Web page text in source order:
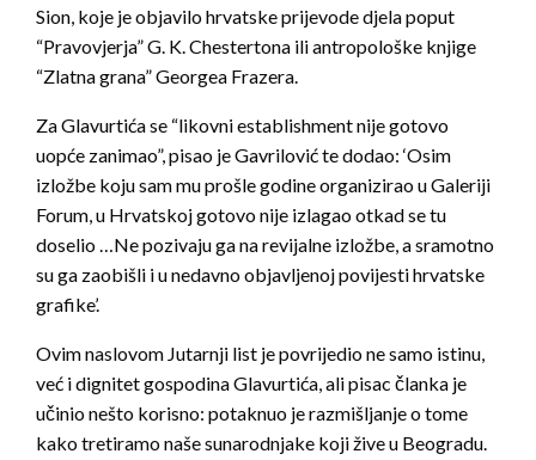
Sion, koje je objavilo hrvatske prijevode djela poput
“Pravovjerja” G. K. Chestertona ili antropološke knjige
“Zlatna grana” Georgea Frazera.
Za Glavurtića se “likovni establishment nije gotovo
uopće zanimao”, pisao je Gavrilović te dodao: ‘Osim
izložbe koju sam mu prošle godine organizirao u Galeriji
Forum, u Hrvatskoj gotovo nije izlagao otkad se tu
doselio …Ne pozivaju ga na revijalne izložbe, a sramotno
su ga zaobišli i u nedavno objavljenoj povijesti hrvatske
grafike’.
Ovim naslovom Jutarnji list je povrijedio ne samo istinu,
već i dignitet gospodina Glavurtića, ali pisac članka je
učinio nešto korisno: potaknuo je razmišljanje o tome
kako tretiramo naše sunarodnjake koji žive u Beogradu.